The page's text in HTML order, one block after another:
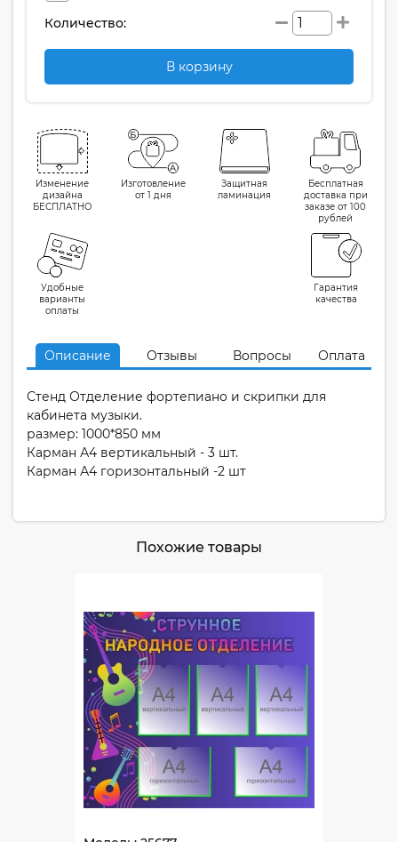
Количество:
В корзину
Изменение
дизайна
БЕСПЛАТНО
Изготовление
от 1 дня
Защитная
ламинация
Бесплатная
доставка при
заказе от 100
рублей
Удобные
варианты
оплаты
Гарантия
качества
Описание Отзывы Вопросы Оплата
Стенд Отделение фортепиано и скрипки для
кабинета музыки.
размер: 1000*850 мм
Карман А4 вертикальный - 3 шт.
Карман А4 горизонтальный -2 шт
Похожие товары